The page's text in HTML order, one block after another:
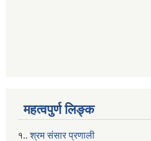
महत्वपुर्ण लिङ्क
१..श्रम संसार प्रणाली